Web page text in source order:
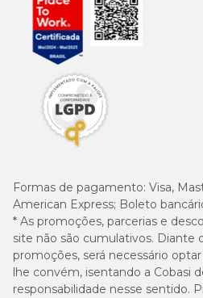
Formas de pagamento: Visa,
American Express; Boleto
* As promoções, parcerias e
site não são cumulativos. Diante
promoções, será necessário
lhe convém, isentando a Cobasi
responsabilidade nesse sentido.